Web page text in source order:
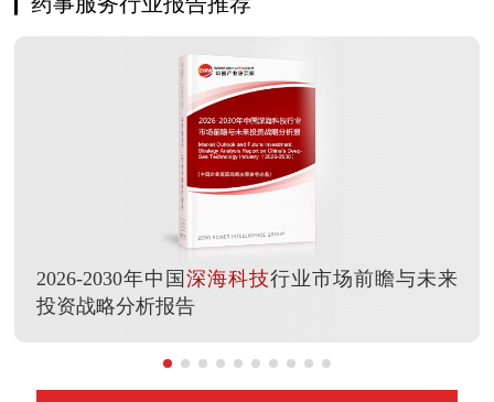
2026-2030年中国 深海科技行业市场前瞻与未来
投资战略分析报告